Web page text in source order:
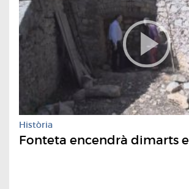
Història
Fonteta encendrà dimarts